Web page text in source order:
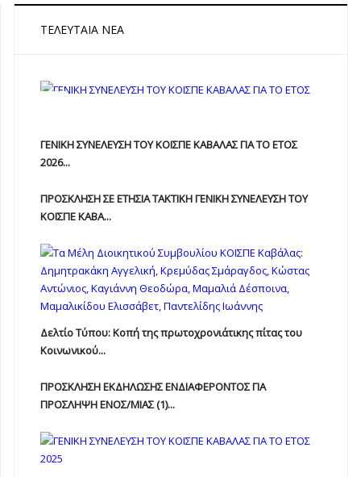
ΤΕΛΕΥΤΑΊΑ ΝΈΑ
ΓΕΝΙΚΗ ΣΥΝΕΛΕΥΣΗ ΤΟΥ ΚΟΙΣΠΕ ΚΑΒΑΛΑΣ ΓΙΑ ΤΟ ΕΤΟΣ
2026...
ΠΡΟΣΚΛΗΣΗ ΣΕ ΕΤΗΣΙΑ TAKTIKH ΓΕΝΙΚΗ ΣΥΝΕΛΕΥΣΗ ΤΟΥ
ΚΟΙΣΠΕ ΚΑΒΑ...
Δελτίο Τύπου: Κοπή της πρωτοχρονιάτικης πίτας του
Κοινωνικού...
ΠΡΟΣΚΛΗΣΗ ΕΚΔΗΛΩΣΗΣ ΕΝΔΙΑΦΕΡΟΝΤΟΣ ΓΙΑ
ΠΡΟΣΛΗΨΗ ΕΝOΣ/ΜΙΑΣ (1)...